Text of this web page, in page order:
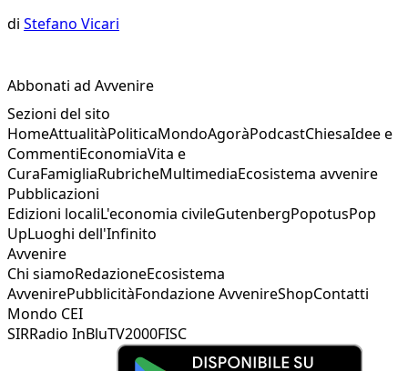
di Stefano Vicari
Abbonati ad Avvenire
Sezioni del sito
HomeAttualitàPoliticaMondoAgoràPodcastChiesaIdee e
CommentiEconomiaVita e
CuraFamigliaRubricheMultimediaEcosistema avvenire
Pubblicazioni
Edizioni localiL'economia civileGutenbergPopotusPop
UpLuoghi dell'Infinito
Avvenire
Chi siamoRedazioneEcosistema
AvvenirePubblicitàFondazione AvvenireShopContatti
Mondo CEI
SIRRadio InBluTV2000FISC